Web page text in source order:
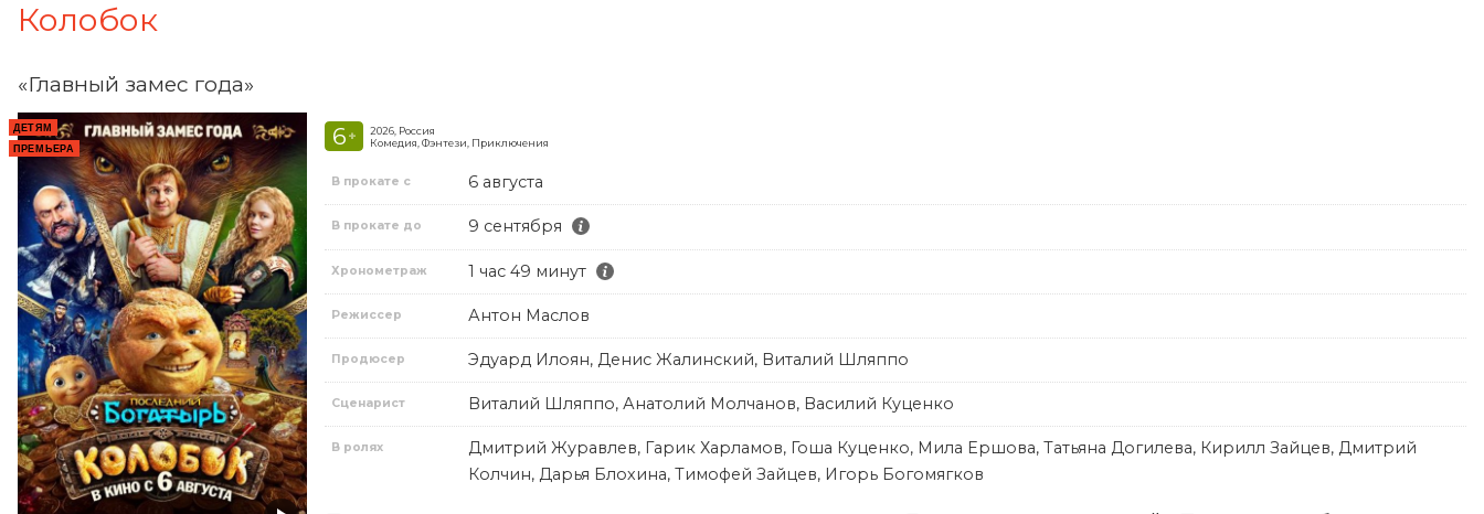
Колобок
«Главный замес года»
ДЕТЯМ
ПРЕМЬЕРА
6 +
2026, Россия
Комедия, Фэнтези, Приключения
В прокате с 6 августа
В прокате до 9 сентября
Хронометраж 1 час 49 минут
Режиссер Антон Маслов
Продюсер Эдуард Илоян, Денис Жалинский, Виталий Шляппо
Сценарист Виталий Шляппо, Анатолий Молчанов, Василий Куценко
В ролях
Дмитрий Журавлев, Гарик Харламов, Гоша Куценко, Мила Ершова, Татьяна Догилева, Кирилл Зайцев, Дмитрий
Колчин, Дарья Блохина, Тимофей Зайцев, Игорь Богомягков